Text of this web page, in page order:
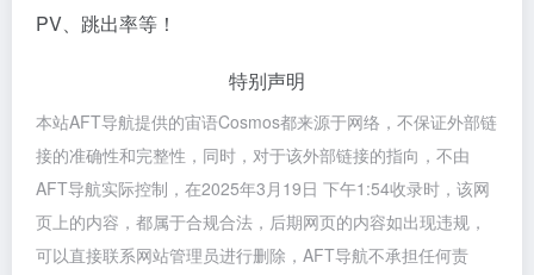
PV、跳出率等！
特别声明
本站AFT导航提供的宙语Cosmos都来源于网络，不保证外部链
接的准确性和完整性，同时，对于该外部链接的指向，不由
AFT导航实际控制，在2025年3月19日 下午1:54收录时，该网
页上的内容，都属于合规合法，后期网页的内容如出现违规，
可以直接联系网站管理员进行删除，AFT导航不承担任何责